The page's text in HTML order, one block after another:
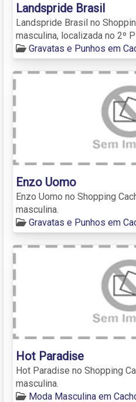
Landspride Brasil
Landspride Brasil no
masculina, localizada no 2º
Gravatas e Punhos em
Enzo Uomo
Enzo Uomo no Shopping
masculina.
Gravatas e Punhos em
Hot Paradise
Hot Paradise no Shopping
masculina.
Moda Masculina em